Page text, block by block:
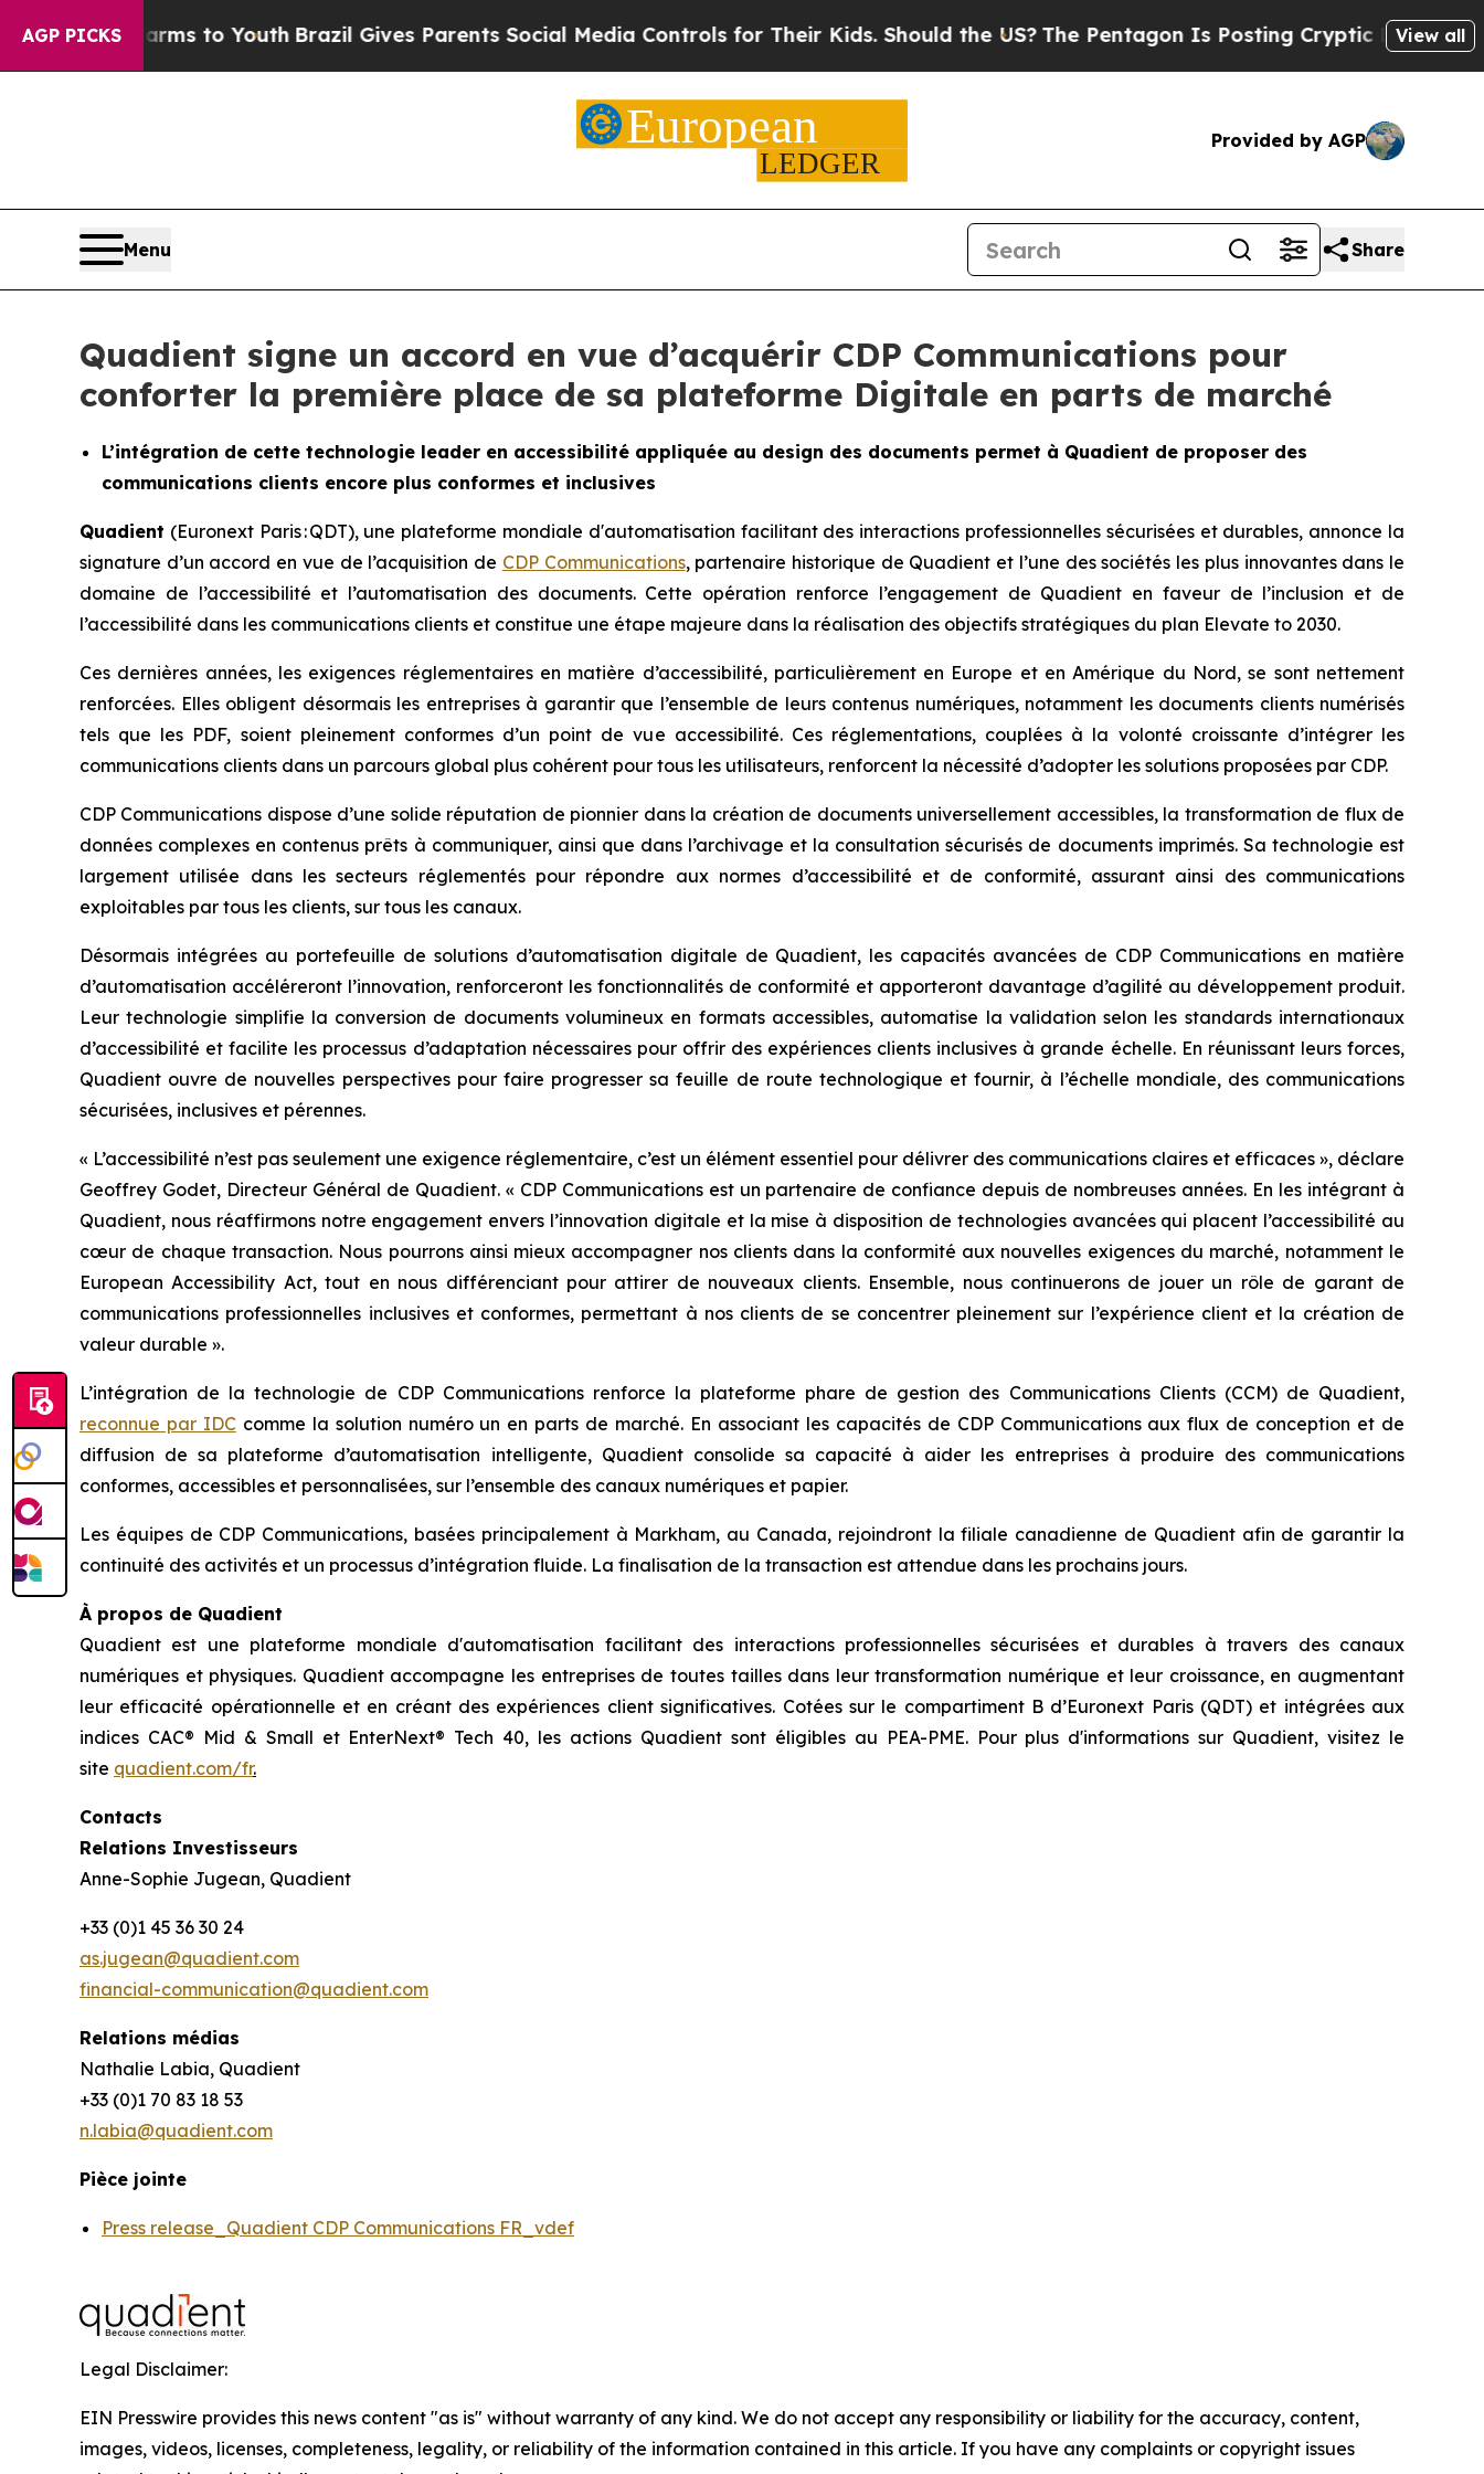
AGP PICKS
Harms to YouthBrazil Gives Parents Social Media Controls for Their Kids. Should the US? The Pentagon Is Posting Cryptic Biblical Messages
View all
Provided by AGP
Menu Share
Quadient signe un accord en vue d’acquérir CDP Communications pour
conforter la première place de sa plateforme Digitale en parts de marché
L’intégration de cette technologie leader en accessibilité appliquée au design des documents permet à Quadient de proposer des
communications clients encore plus conformes et inclusives
Quadient (Euronext Paris : QDT), une plateforme mondiale d'automatisation facilitant des interactions professionnelles sécurisées et durables, annonce la
signature d’un accord en vue de l’acquisition de CDP Communications, partenaire historique de Quadient et l’une des sociétés les plus innovantes dans le
domaine de l’accessibilité et l’automatisation des documents. Cette opération renforce l’engagement de Quadient en faveur de l’inclusion et de
l’accessibilité dans les communications clients et constitue une étape majeure dans la réalisation des objectifs stratégiques du plan Elevate to 2030.
Ces dernières années, les exigences réglementaires en matière d’accessibilité, particulièrement en Europe et en Amérique du Nord, se sont nettement
renforcées. Elles obligent désormais les entreprises à garantir que l’ensemble de leurs contenus numériques, notamment les documents clients numérisés
tels que les PDF, soient pleinement conformes d’un point de vue accessibilité. Ces réglementations, couplées à la volonté croissante d’intégrer les
communications clients dans un parcours global plus cohérent pour tous les utilisateurs, renforcent la nécessité d’adopter les solutions proposées par CDP.
CDP Communications dispose d’une solide réputation de pionnier dans la création de documents universellement accessibles, la transformation de flux de
données complexes en contenus prêts à communiquer, ainsi que dans l’archivage et la consultation sécurisés de documents imprimés. Sa technologie est
largement utilisée dans les secteurs réglementés pour répondre aux normes d’accessibilité et de conformité, assurant ainsi des communications
exploitables par tous les clients, sur tous les canaux.
Désormais intégrées au portefeuille de solutions d’automatisation digitale de Quadient, les capacités avancées de CDP Communications en matière
d’automatisation accéléreront l’innovation, renforceront les fonctionnalités de conformité et apporteront davantage d’agilité au développement produit.
Leur technologie simplifie la conversion de documents volumineux en formats accessibles, automatise la validation selon les standards internationaux
d’accessibilité et facilite les processus d’adaptation nécessaires pour offrir des expériences clients inclusives à grande échelle. En réunissant leurs forces,
Quadient ouvre de nouvelles perspectives pour faire progresser sa feuille de route technologique et fournir, à l’échelle mondiale, des communications
sécurisées, inclusives et pérennes.
« L’accessibilité n’est pas seulement une exigence réglementaire, c’est un élément essentiel pour délivrer des communications claires et efficaces », déclare
Geoffrey Godet, Directeur Général de Quadient.« CDP Communications est un partenaire de confiance depuis de nombreuses années. En les intégrant à
Quadient, nous réaffirmons notre engagement envers l’innovation digitale et la mise à disposition de technologies avancées qui placent l’accessibilité au
cœur de chaque transaction. Nous pourrons ainsi mieux accompagner nos clients dans la conformité aux nouvelles exigences du marché, notamment le
European Accessibility Act, tout en nous différenciant pour attirer de nouveaux clients. Ensemble, nous continuerons de jouer un rôle de garant de
communications professionnelles inclusives et conformes, permettant à nos clients de se concentrer pleinement sur l’expérience client et la création de
valeur durable ».
L’intégration de la technologie de CDP Communications renforce la plateforme phare de gestion des Communications Clients (CCM) de Quadient,
reconnue par IDCcomme la solution numéro un en parts de marché. En associant les capacités de CDP Communications aux flux de conception et de
diffusion de sa plateforme d’automatisation intelligente, Quadient consolide sa capacité à aider les entreprises à produire des communications
conformes, accessibles et personnalisées, sur l’ensemble des canaux numériques et papier.
Les équipes de CDP Communications, basées principalement à Markham, au Canada, rejoindront la filiale canadienne de Quadient afin de garantir la
continuité des activités et un processus d’intégration fluide. La finalisation de la transaction est attendue dans les prochains jours.
À propos de Quadient
Quadient est une plateforme mondiale d'automatisation facilitant des interactions professionnelles sécurisées et durables à travers des canaux
numériques et physiques. Quadient accompagne les entreprises de toutes tailles dans leur transformation numérique et leur croissance, en augmentant
leur efficacité opérationnelle et en créant des expériences client significatives. Cotées sur le compartiment B d’Euronext Paris (QDT) et intégrées aux
indices CAC® Mid & Small et EnterNext® Tech 40, les actions Quadient sont éligibles au PEA-PME. Pour plus d'informations sur Quadient, visitez le
site quadient.com/fr.
Contacts
Relations Investisseurs
Anne-Sophie Jugean, Quadient
+33 (0)1 45 36 30 24
as.jugean@quadient.com
financial-communication@quadient.com
Relations médias
Nathalie Labia, Quadient
+33 (0)1 70 83 18 53
n.labia@quadient.com
Pièce jointe
Press release_Quadient CDP Communications FR_vdef
Legal Disclaimer:
EIN Presswire provides this news content "as is" without warranty of any kind. We do not accept any responsibility or liability for the accuracy, content,
images, videos, licenses, completeness, legality, or reliability of the information contained in this article. If you have any complaints or copyright issues